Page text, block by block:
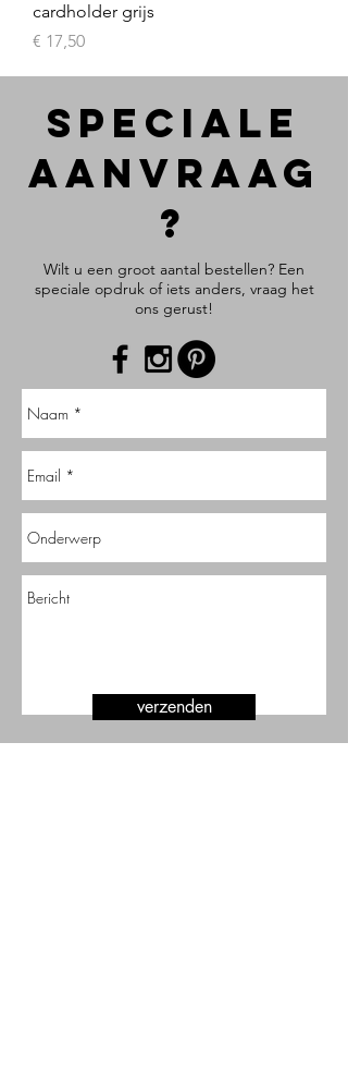
cardholder grijs
Prijs
€ 17,50
SPECIALE
AANVRAAG
?
Wilt u een groot aantal bestellen? Een
speciale opdruk of iets anders, vraag het
ons gerust!
verzenden